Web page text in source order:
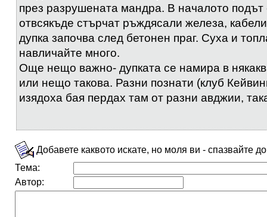
през разрушената мандра. В началото подът
отвсякъде стърчат ръждясали железа,
дупка започва след бетонен праг. Суха и
навличайте много.
Още нещо важно- дупката се намира в
или нещо такова. Разни познати (клуб
изядоха бая пердах там от разни авджии,
Добавете каквото искате, но моля ви - спазвайте
Тема:
Автор: